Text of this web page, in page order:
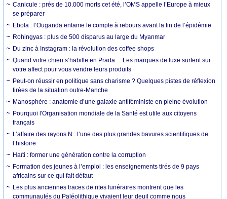
Canicule : près de 10.000 morts cet été, l’OMS appelle l’Europe à mieux
se préparer
Ebola : l’Ouganda entame le compte à rebours avant la fin de l’épidémie
Rohingyas : plus de 500 disparus au large du Myanmar
Du zinc à Instagram : la révolution des coffee shops
Quand votre chien s’habille en Prada… Les marques de luxe surfent sur
votre affect pour vous vendre leurs produits
Peut-on réussir en politique sans charisme ? Quelques pistes de réflexion
tirées de la situation outre-Manche
Manosphère : anatomie d’une galaxie antiféministe en pleine évolution
Pourquoi l'Organisation mondiale de la Santé est utile aux citoyens
français
L’affaire des rayons N : l’une des plus grandes bavures scientifiques de
l’histoire
Haïti : former une génération contre la corruption
Formation des jeunes à l’emploi : les enseignements tirés de 9 pays
africains sur ce qui fait défaut
Les plus anciennes traces de rites funéraires montrent que les
communautés du Paléolithique vivaient leur deuil comme nous